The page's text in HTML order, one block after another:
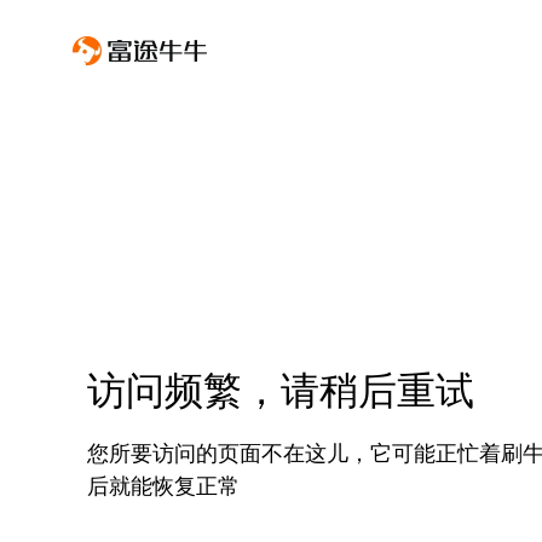
访问频繁，请稍后重试
您所要访问的页面不在这儿，它可能正忙着刷
后就能恢复正常